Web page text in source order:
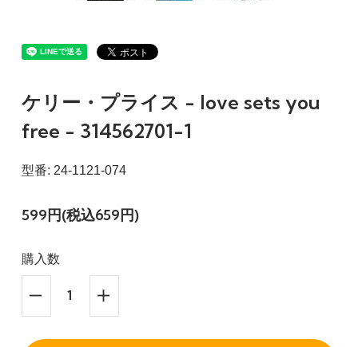
ケリー・プライス - love sets you
free - 314562701-1
型番: 24-1121-074
599円(税込659円)
購入数